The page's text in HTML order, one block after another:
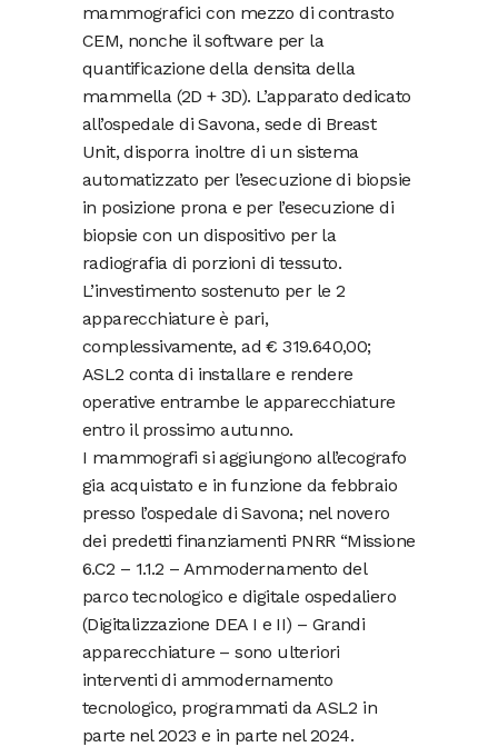
mammografici con mezzo di contrasto
CEM, nonche il software per la
quantificazione della densita della
mammella (2D + 3D). L’apparato dedicato
all’ospedale di Savona, sede di Breast
Unit, disporra inoltre di un sistema
automatizzato per l’esecuzione di biopsie
in posizione prona e per l’esecuzione di
biopsie con un dispositivo per la
radiografia di porzioni di tessuto.
L’investimento sostenuto per le 2
apparecchiature è pari,
complessivamente, ad € 319.640,00;
ASL2 conta di installare e rendere
operative entrambe le apparecchiature
entro il prossimo autunno.
I mammografi si aggiungono all’ecografo
gia acquistato e in funzione da febbraio
presso l’ospedale di Savona; nel novero
dei predetti finanziamenti PNRR “Missione
6.C2 – 1.1.2 – Ammodernamento del
parco tecnologico e digitale ospedaliero
(Digitalizzazione DEA I e II) – Grandi
apparecchiature – sono ulteriori
interventi di ammodernamento
tecnologico, programmati da ASL2 in
parte nel 2023 e in parte nel 2024.